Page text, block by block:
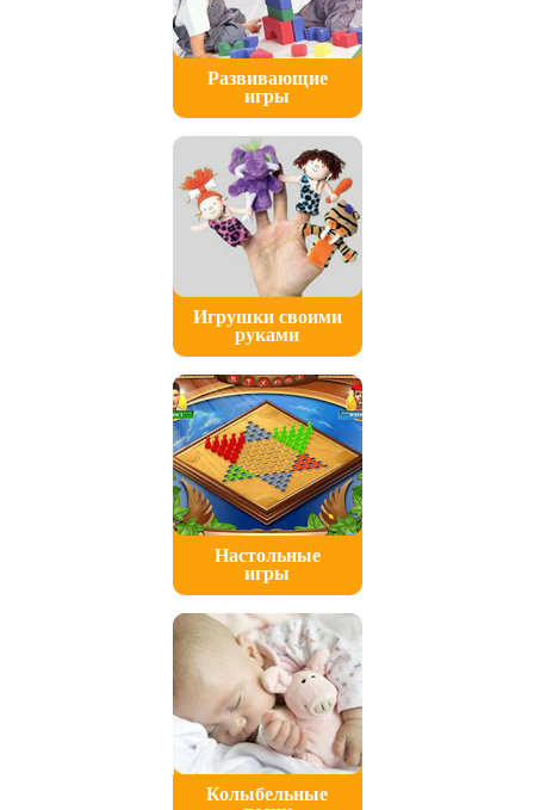
Развивающие
игры
Игрушки своими
руками
Настольные
игры
Колыбельные